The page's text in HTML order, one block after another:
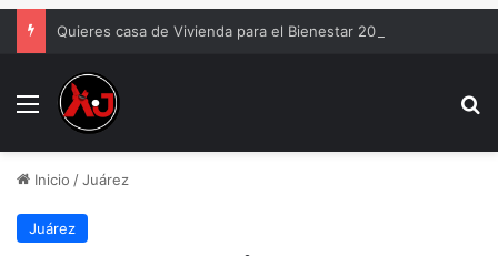
Quieres casa de Vivienda para el Bienestar 2026
Menu
Inicio /Juárez
Juárez